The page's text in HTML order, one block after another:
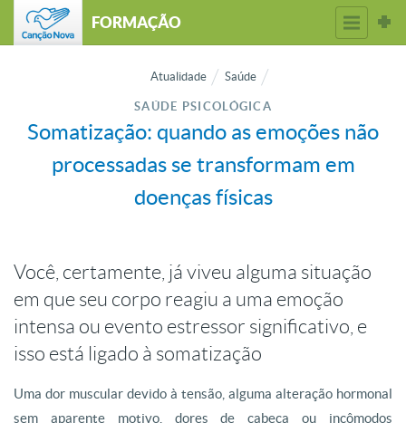
FORMAÇÃO
Atualidade Saúde
SAÚDE PSICOLÓGICA
Somatização: quando as emoções não
processadas se transformam em
doenças físicas
Você, certamente, já viveu alguma situação
em que seu corpo reagiu a uma emoção
intensa ou evento estressor significativo, e
isso está ligado à somatização
Uma dor muscular devido à tensão, alguma alteração hormonal
sem aparente motivo, dores de cabeça ou incômodos